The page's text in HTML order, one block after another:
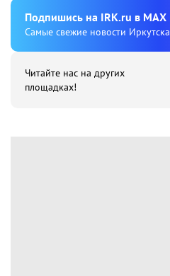
Подпишиcь на IRK.ru в MAX
Cамые свежие новости Иркутска
Читайте нас на других
площадках!